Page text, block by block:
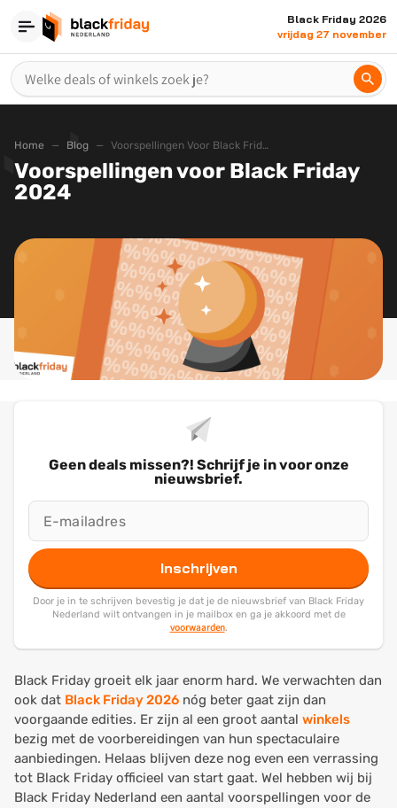
Black Friday 2026
vrijdag 27 november
Home Blog Voorspellingen Voor Black Friday 2024
Voorspellingen voor Black Friday
2024
Geen deals missen?! Schrijf je in voor onze
nieuwsbrief.
Inschrijven
Door je in te schrijven bevestig je dat je de nieuwsbrief van Black Friday
Nederland wilt ontvangen in je mailbox en ga je akkoord met de
voorwaarden.
Black Friday groeit elk jaar enorm hard. We verwachten dan
ook dat Black Friday 2026 nóg beter gaat zijn dan
voorgaande edities. Er zijn al een groot aantal winkels
bezig met de voorbereidingen van hun spectaculaire
aanbiedingen. Helaas blijven deze nog even een verrassing
tot Black Friday officieel van start gaat. Wel hebben wij bij
Black Friday Nederland een aantal voorspellingen voor de